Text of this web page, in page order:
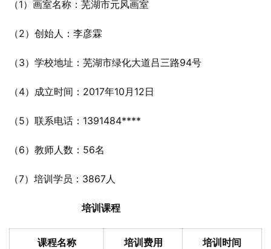
（1）画室名称：芜湖市元风画室
（2）创始人：李彦霖
（3）学校地址：芜湖市绿化大道吕三路94号
（4）成立时间：2017年10月12日
（5）联系电话：1391484****
（6）教师人数：56名
（7）培训学员：3867人
培训课程
课程名称 培训费用 培训时间